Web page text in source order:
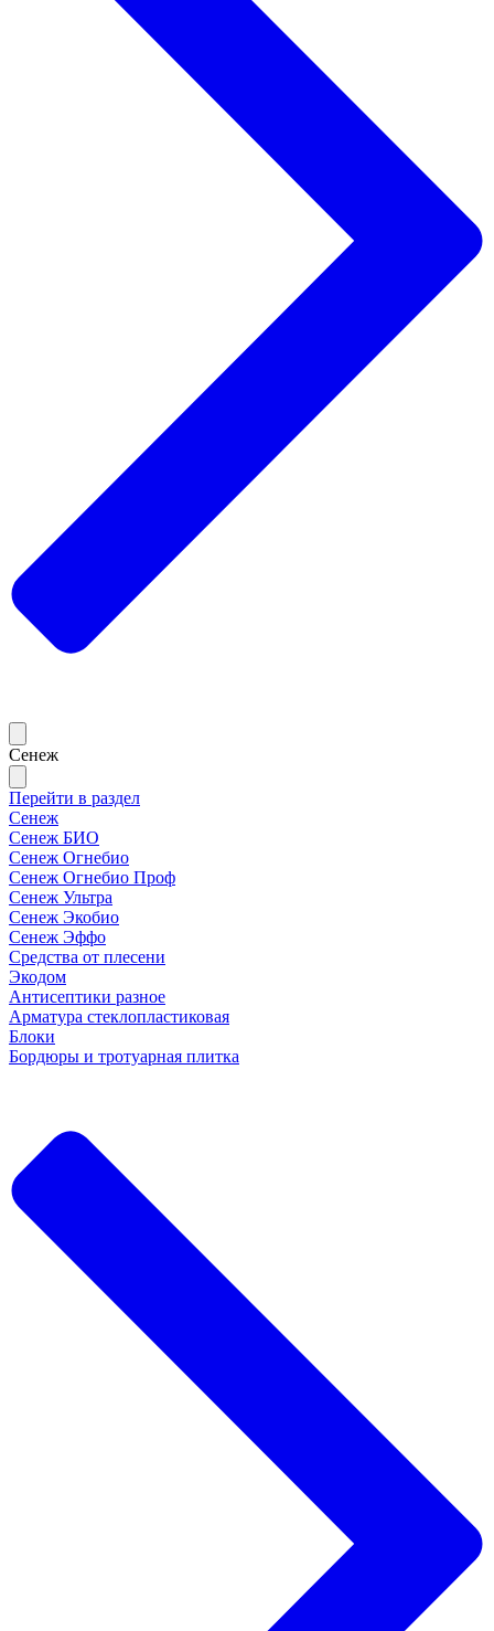
Сенеж
Перейти в раздел
Сенеж
Сенеж БИО
Сенеж Огнебио
Сенеж Огнебио Проф
Сенеж Ультра
Сенеж Экобио
Сенеж Эффо
Средства от плесени
Экодом
Антисептики разное
Арматура стеклопластиковая
Блоки
Бордюры и тротуарная плитка